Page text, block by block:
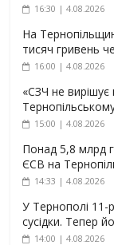
16:30 | 4.08.2026
На
тисяч гривень
16:00 | 4.08.2026
«СЗЧ не вирішує
15:00 | 4.08.2026
Понад 5,8 млрд
ЄСВ на
14:33 | 4.08.2026
У Тернополі 11-
сусідки. Тепер
14:00 | 4.08.2026